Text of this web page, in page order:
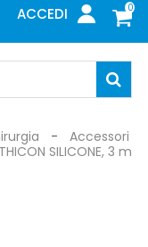
0
ACCEDI
Accessori
SILICONE, 3 m